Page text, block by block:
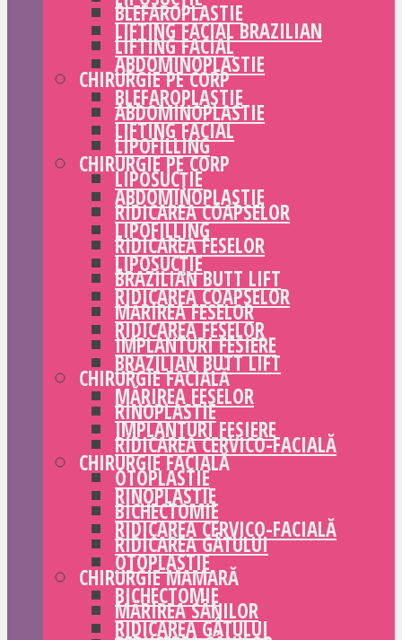
BLEFAROPLASTIE
LIFTING FACIAL
CHIRURGIE PE CORP
ABDOMINOPLASTIE
LIPOFILLING
LIPOSUCȚIE
RIDICAREA COAPSELOR
RIDICAREA FESELOR
BRAZILIAN BUTT LIFT
MĂRIREA FESELOR
IMPLANTURI FESIERE
CHIRURGIE FACIALĂ
RINOPLASTIE
RIDICAREA CERVICO-FACIALĂ
OTOPLASTIE
BICHECTOMIE
RIDICAREA GÂTULUI
CHIRURGIE MAMARĂ
MĂRIREA SÂNILOR
LIFTING FACIAL BRAZILIAN
ABDOMINOPLASTIE
BLEFAROPLASTIE
LIFTING FACIAL
CHIRURGIE PE CORP
ABDOMINOPLASTIE
LIPOFILLING
LIPOSUCȚIE
RIDICAREA COAPSELOR
RIDICAREA FESELOR
BRAZILIAN BUTT LIFT
MĂRIREA FESELOR
IMPLANTURI FESIERE
CHIRURGIE FACIALĂ
RINOPLASTIE
RIDICAREA CERVICO-FACIALĂ
OTOPLASTIE
BICHECTOMIE
RIDICAREA GÂTULUI